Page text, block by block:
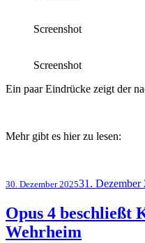
Screenshot
Screenshot
Ein paar Eindrücke zeigt der
Mehr gibt es hier zu lesen:
Veröffentlicht
30. Dezember 202531. Dezember
Opus 4 beschließt
Wehrheim